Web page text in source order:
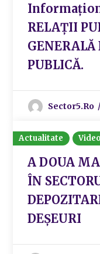
RELAȚII
PUBLICĂ.
Sector5.ro
Actualitate Video
A DOUA
ÎN
DEȘEURI